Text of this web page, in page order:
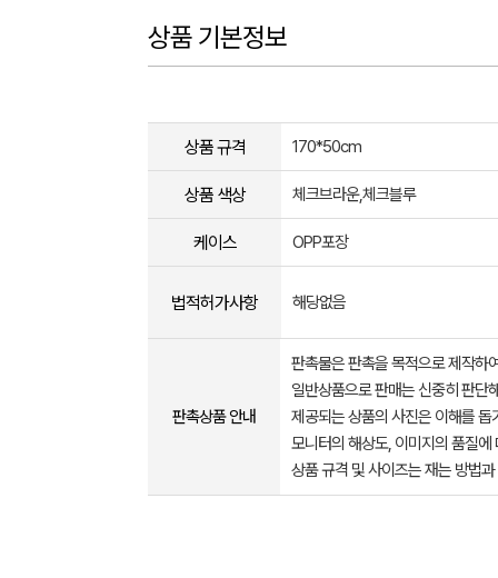
상품 기본정보
상품 규격 170*50cm
상품 색상 체크브라운,체크블루
케이스 OPP포장
법적허가사항 해당없음
판촉상품 안내
판촉물은 판촉을 목적으로 제작하
일반상품으로 판매는 신중히 판단
제공되는 상품의 사진은 이해를
모니터의 해상도, 이미지의 품질
상품 규격 및 사이즈는 재는 방법